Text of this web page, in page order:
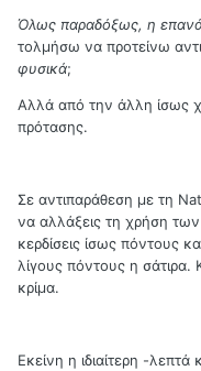
Όλως παραδόξως, η
τολμήσω να προτείνω
φυσικά;
Αλλά από την άλλη ίσως
πρότασης.
Σε αντιπαράθεση με τη
να αλλάξεις τη χρήση
κερδίσεις ίσως πόντους
λίγους πόντους η
κρίμα.
Εκείνη η ιδιαίτερη -